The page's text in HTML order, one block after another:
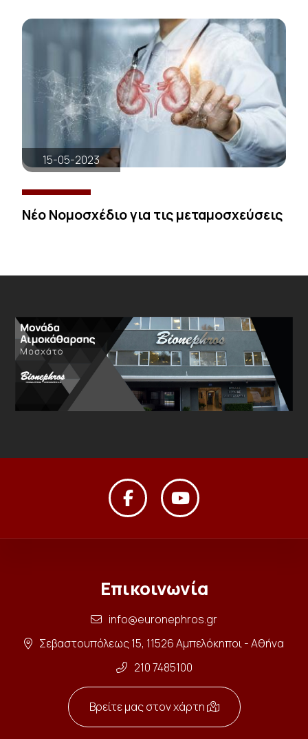
15-05-2023
Νέο Νομοσχέδιο για τις μεταμοσχεύσεις
Επικοινωνία
info@euronephros.gr
Σεβαστουπόλεως 15, 11526 Αμπελόκηποι - Αθήνα
210 7485100
Βρείτε μας στον χάρτη